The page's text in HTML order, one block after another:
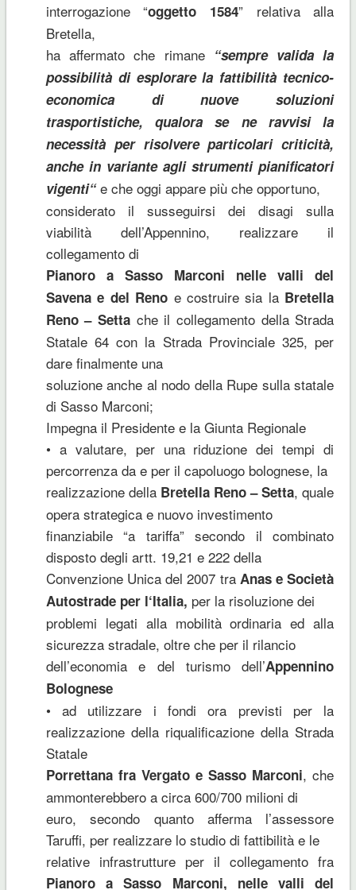
interrogazione “oggetto 1584” relativa alla
Bretella,
ha affermato che rimane “sempre valida la
possibilità di esplorare la fattibilità tecnico-
economica di nuove soluzioni
trasportistiche, qualora se ne ravvisi la
necessità per risolvere particolari criticità,
anche in variante agli strumenti pianificatori
vigenti“e che oggi appare più che opportuno,
considerato il susseguirsi dei disagi sulla
viabilità dell’Appennino, realizzare il
collegamento di
Pianoro a Sasso Marconi nelle valli del
Savena e del Reno e costruire sia la Bretella
Reno – Setta che il collegamento della Strada
Statale 64 con la Strada Provinciale 325, per
dare finalmente una
soluzione anche al nodo della Rupe sulla statale
di Sasso Marconi;
Impegna il Presidente e la Giunta Regionale
• a valutare, per una riduzione dei tempi di
percorrenza da e per il capoluogo bolognese, la
realizzazione della Bretella Reno – Setta, quale
opera strategica e nuovo investimento
finanziabile “a tariffa” secondo il combinato
disposto degli artt. 19,21 e 222 della
Convenzione Unica del 2007 tra Anas e Società
Autostrade per l‘Italia, per la risoluzione dei
problemi legati alla mobilità ordinaria ed alla
sicurezza stradale, oltre che per il rilancio
dell’economia e del turismo dell’Appennino
Bolognese
• ad utilizzare i fondi ora previsti per la
realizzazione della riqualificazione della Strada
Statale
Porrettana fra Vergato e Sasso Marconi, che
ammonterebbero a circa 600/700 milioni di
euro, secondo quanto afferma l’assessore
Taruffi, per realizzare lo studio di fattibilità e le
relative infrastrutture per il collegamento fra
Pianoro a Sasso Marconi, nelle valli del